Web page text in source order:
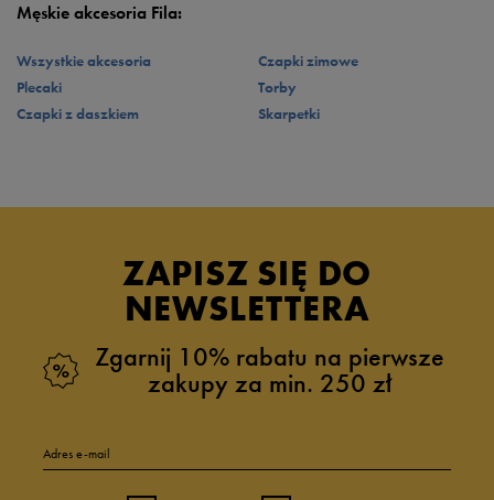
Męskie akcesoria Fila:
Wszystkie akcesoria
Plecaki
Czapki z daszkiem
Czapki zimowe
Torby
Skarpetki
ZAPISZ SIĘ DO
NEWSLETTERA
Zgarnij 10% rabatu na pierwsze
zakupy za min. 250 zł
Adres e-mail